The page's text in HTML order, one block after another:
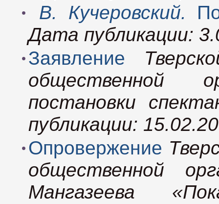
В. Кучеровский.
Дата публикации:
Заявление
общественной
постановки
публикации:
Опровержение
общественной
Мангазеева